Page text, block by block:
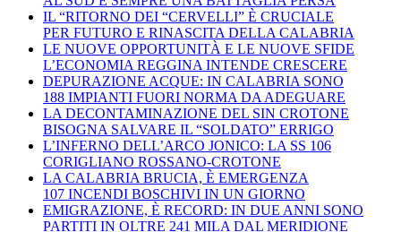
IL “RITORNO DEI “CERVELLI” È CRUCIALE
PER FUTURO E RINASCITA DELLA CALABRIA
LE NUOVE OPPORTUNITÀ E LE NUOVE SFIDE
L’ECONOMIA REGGINA INTENDE CRESCERE
DEPURAZIONE ACQUE: IN CALABRIA SONO
188 IMPIANTI FUORI NORMA DA ADEGUARE
LA DECONTAMINAZIONE DEL SIN CROTONE
BISOGNA SALVARE IL “SOLDATO” ERRIGO
L’INFERNO DELL’ARCO JONICO: LA SS 106
CORIGLIANO ROSSANO-CROTONE
LA CALABRIA BRUCIA, È EMERGENZA
107 INCENDI BOSCHIVI IN UN GIORNO
EMIGRAZIONE, È RECORD: IN DUE ANNI SONO
PARTITI IN OLTRE 241 MILA DAL MERIDIONE